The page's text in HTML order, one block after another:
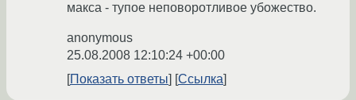
макса - тупое неповоротливое убожество.
anonymous
25.08.2008 12:10:24 +00:00
Показать ответы
Ссылка